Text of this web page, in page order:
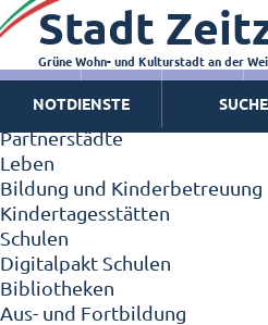
Zeitz - Die Kleinstadt
Willkommen in Zeitz!
Interview mit
Zeitz - Stadt der Zukunft
Ortschaften
Partnerstädte
Leben
Bildung und Kinderbetreuung
Kindertagesstätten
Schulen
Digitalpakt Schulen
Bibliotheken
Aus- und Fortbildung
Stadt
Grüne Wohn- und Kulturstadt an der
NOTDIENSTE SUCHE